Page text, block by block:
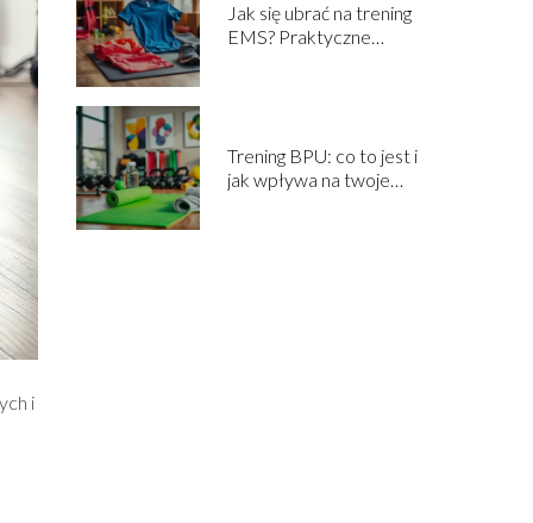
i
Jak się ubrać na trening
EMS? Praktyczne
Trening BPU: co to jest i
jak wpływa na twoje